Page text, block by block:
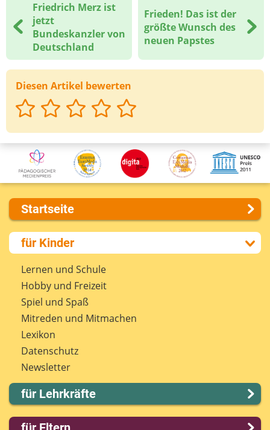
Friedrich Merz ist
jetzt
Bundeskanzler von
Deutschland
Frieden! Das ist der
größte Wunsch des
neuen Papstes
Diesen Artikel bewerten
Deine Nachricht
Startseite
Über uns
Presse
Kontakt
Impressum
Internet-ABC Sitemap
Barrierefreiheit
Länderprojekte
für Kinder
Lernen und Schule
Hobby und Freizeit
Spiel und Spaß
Mitreden und Mitmachen
Lexikon
Datenschutz
Newsletter
für Lehrkräfte
Lernmodule